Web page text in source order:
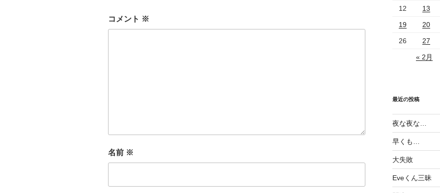
コメント ※
名前 ※
12 13
19 20
26 27
« 2月
最近の投稿
夜な夜な…
早くも…
大失敗
Eveくん三昧